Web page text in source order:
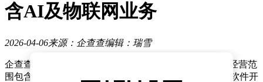
含AI及物联网业务
2026-04-06来源：企查查编辑：瑞雪
企查查APP显示，近日，北京智擘科技有限公司成立，经营范
围包含：人工智能基础软件开发；人工智能理论与算法软件开